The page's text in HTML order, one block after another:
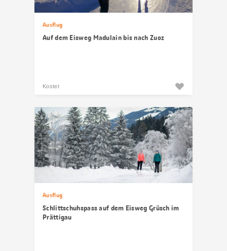
Ausflug
Auf dem Eisweg Madulain bis nach Zuoz
Kostet
Ausflug
Schlittschuhspass auf dem Eisweg Grüsch im
Prättigau